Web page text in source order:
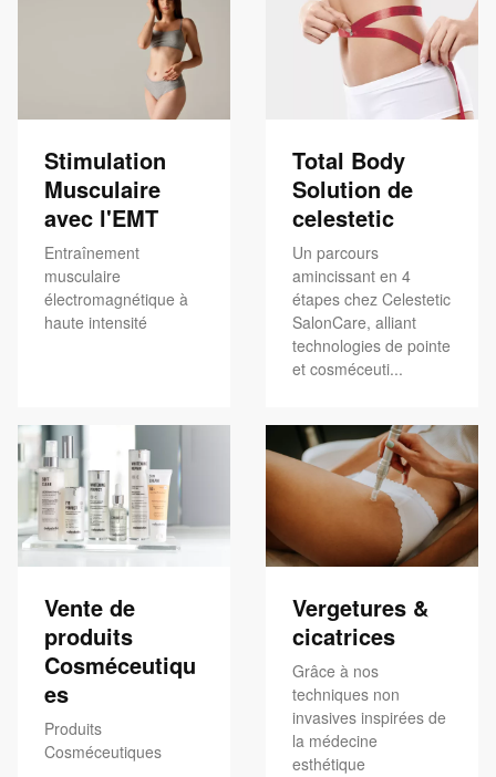
Stimulation
Musculaire
avec l'EMT
Entraînement
musculaire
électromagnétique à
haute intensité
Total Body
Solution de
celestetic
Un parcours
amincissant en 4
étapes chez Celestetic
SalonCare, alliant
technologies de pointe
et cosméceuti...
Vente de
produits
Cosméceutiqu
es
Produits
Cosméceutiques
Vergetures &
cicatrices
Grâce à nos
techniques non
invasives inspirées de
la médecine
esthétique